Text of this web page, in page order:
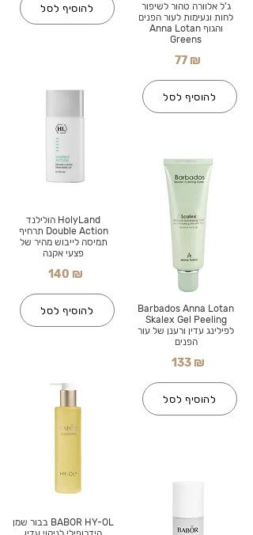
להוסיף לסל
HolyLand הולילנד
Double Action תרחיף
תמיסה לייבוש מהיר של
פצעי אקנה
140 ₪
להוסיף לסל
BABOR HY-OL בבור שמן
ג'ל אלוורה טהור לשיפור
לחות ונעימות לעור הפנים
והגוף Anna Lotan
Greens
77 ₪
להוסיף לסל
Barbados Anna Lotan
Skalex Gel Peeling
לפילינג עדין ורענן של עור
הפנים
133 ₪
להוסיף לסל